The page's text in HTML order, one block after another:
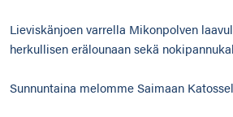
Lieviskänjoen varrella Mikonpolven
herkullisen erälounaan sekä
Sunnuntaina melomme Saimaan